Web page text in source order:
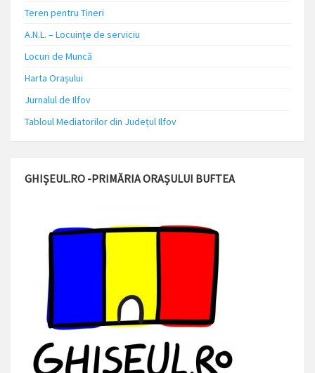
Teren pentru Tineri
A.N.L. – Locuinţe de serviciu
Locuri de Muncă
Harta Orașului
Jurnalul de Ilfov
Tabloul Mediatorilor din Județul Ilfov
GHIȘEUL.RO -PRIMĂRIA ORAȘULUI BUFTEA